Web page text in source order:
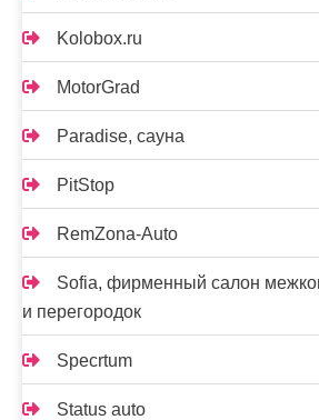
Kolobox.ru
MotorGrad
Paradise, сауна
PitStop
RemZona-Auto
Sofia, фирменный салон
и перегородок
Specrtum
Status auto